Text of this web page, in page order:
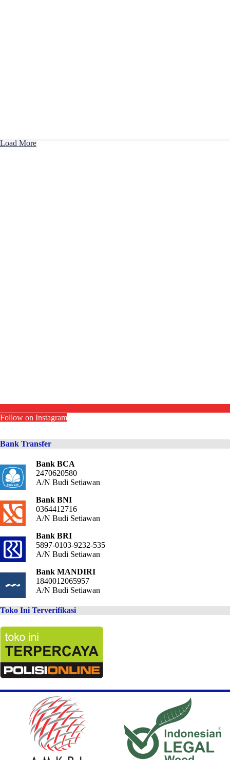
Load More
Follow on Instagram
Bank Transfer
Bank BCA
2470620580
A/N Budi Setiawan
Bank BNI
0364412716
A/N Budi Setiawan
Bank BRI
5897-0103-9232-535
A/N Budi Setiawan
Bank MANDIRI
1840012065957
A/N Budi Setiawan
Toko Ini Terverifikasi